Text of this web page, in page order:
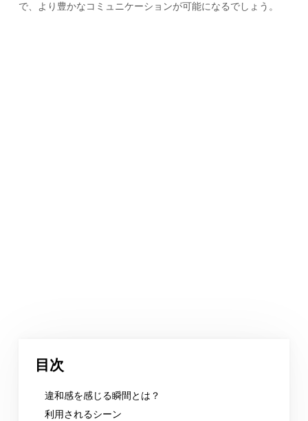
で、より豊かなコミュニケーションが可能になるでしょう。
目次
違和感を感じる瞬間とは？
利用されるシーン